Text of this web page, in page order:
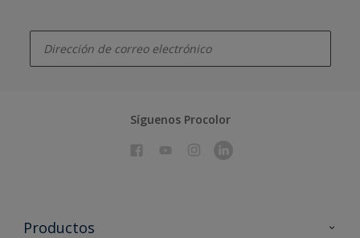
Síguenos Procolor
Productos